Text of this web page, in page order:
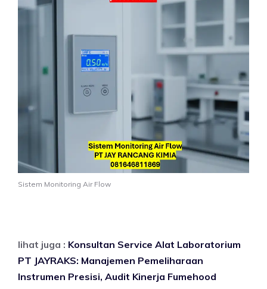
Sistem Monitoring Air Flow
lihat juga : Konsultan Service Alat Laboratorium
PT JAYRAKS: Manajemen Pemeliharaan
Instrumen Presisi, Audit Kinerja Fumehood